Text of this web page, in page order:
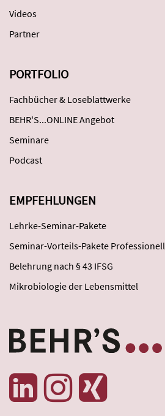
Videos
Partner
PORTFOLIO
Fachbücher & Loseblattwerke
BEHR'S...ONLINE Angebot
Seminare
Podcast
EMPFEHLUNGEN
Lehrke-Seminar-Pakete
Seminar-Vorteils-Pakete Professionell
Belehrung nach § 43 IFSG
Mikrobiologie der Lebensmittel